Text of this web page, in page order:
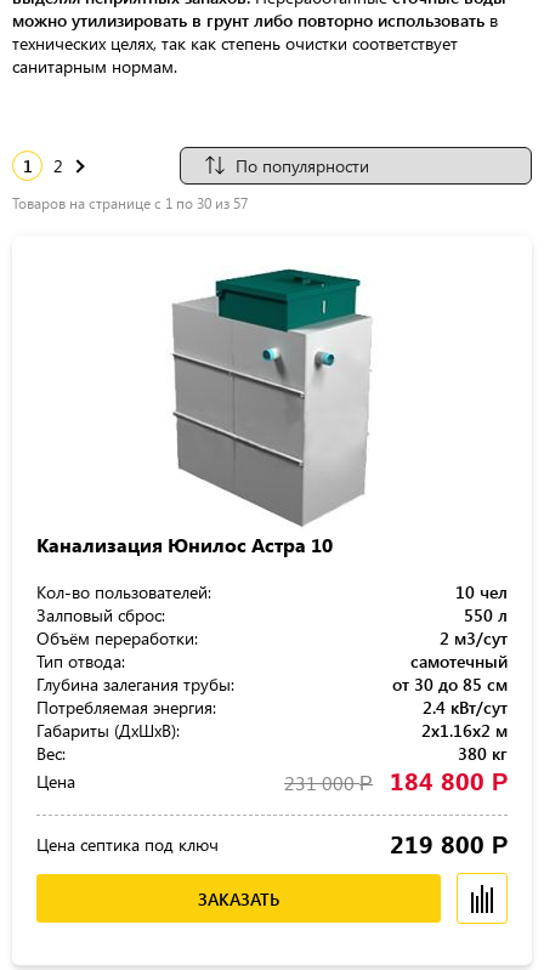
можно утилизировать в грунт либо повторно использовать в
технических целях, так как степень очистки соответствует
санитарным нормам.
1 2
Товаров на странице с 1 по 30 из 57
Канализация Юнилос Астра 10
Кол-во пользователей:
10 чел
Залповый сброс:
550 л
Объём переработки:
2 м3/сут
Тип отвода:
самотечный
Глубина залегания трубы:
от 30 до 85 см
Потребляемая энергия:
2.4 кВт/сут
Габариты (ДхШхВ):
2x1.16x2 м
Вес:
380 кг
Цена
231 000Р 184 800 Р
Цена септика под ключ 219 800 Р
ЗАКАЗАТЬ